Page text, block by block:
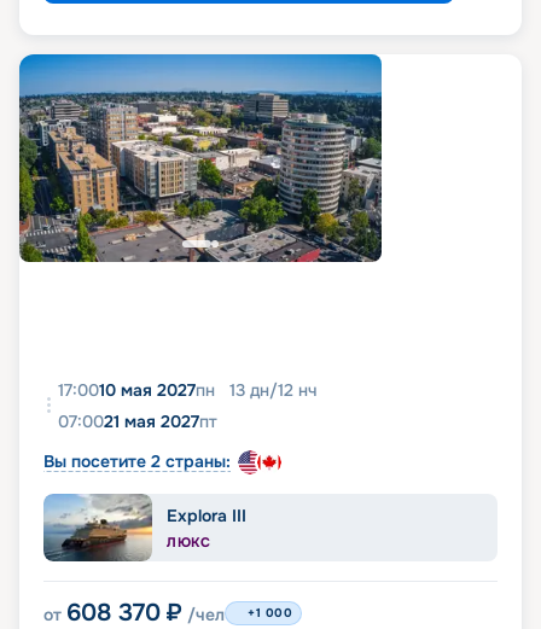
17:0010 мая 2027пн 13 дн/12 нч
07:0021 мая 2027пт
Вы посетите 2 страны:
Explora III
ЛЮКС
от 608 370 ₽ /чел +1 000